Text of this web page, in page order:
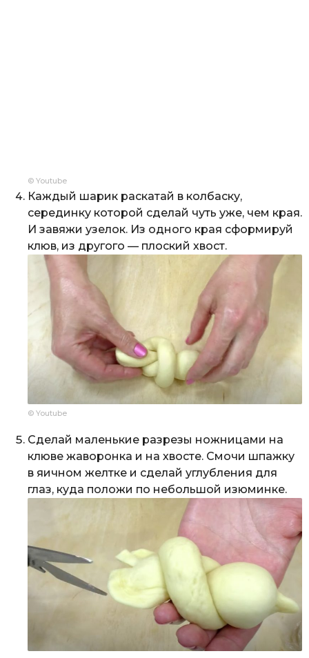
© Youtube
Каждый шарик раскатай в колбаску,
серединку которой сделай чуть уже, чем края.
И завяжи узелок. Из одного края сформируй
клюв, из другого — плоский хвост.
© Youtube
Сделай маленькие разрезы ножницами на
клюве жаворонка и на хвосте. Смочи шпажку
в яичном желтке и сделай углубления для
глаз, куда положи по небольшой изюминке.